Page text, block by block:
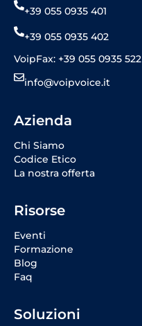
+39 055 0935 401
+39 055 0935 402
VoipFax: +39 055 0935 522
info@voipvoice.it
Azienda
Chi Siamo
Codice Etico
La nostra offerta
Risorse
Eventi
Formazione
Blog
Faq
Soluzioni